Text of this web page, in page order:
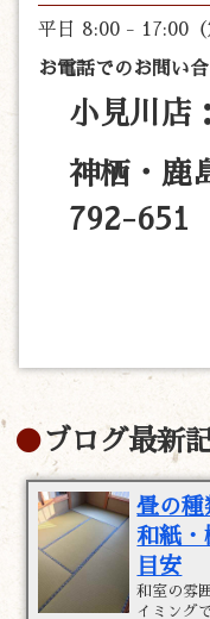
平日 8:00 - 17:00（
お電話でのお問い合
小見川店
神栖・鹿
792-651
ブログ最新
畳の種
和紙・
目安
和室の雰
イミング